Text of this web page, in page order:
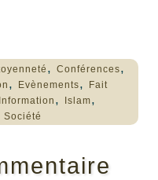
, Conférences,
, Evènements,
Fait
Information , Islam,
Société